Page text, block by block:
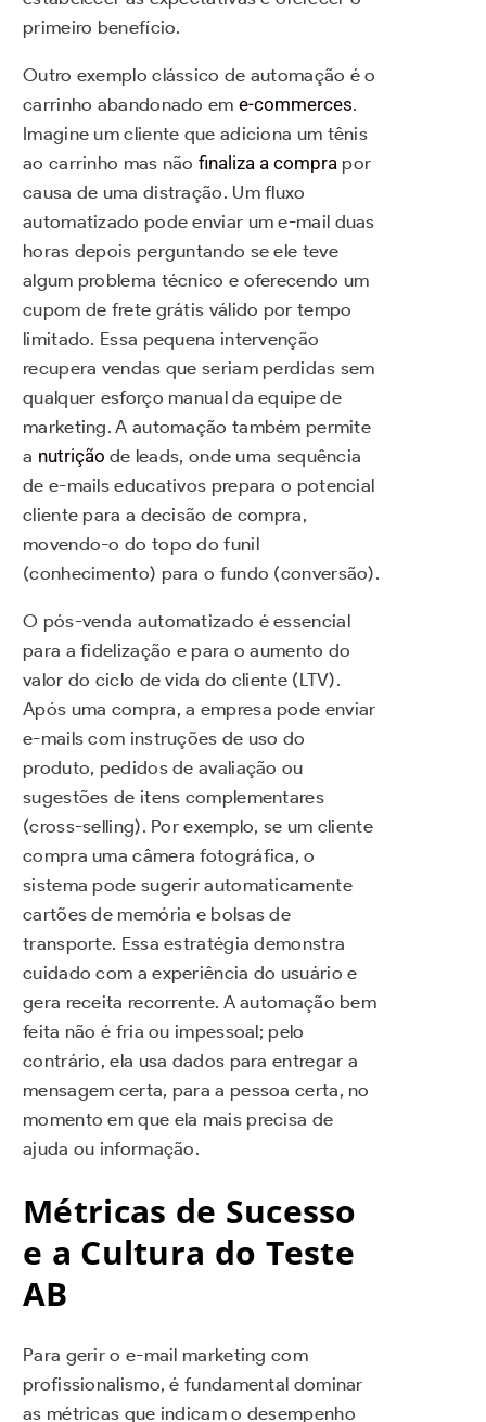
primeiro benefício.
Outro exemplo clássico de automação é o
carrinho abandonado em e-commerces.
Imagine um cliente que adiciona um tênis
ao carrinho mas nãofinaliza a compra por
causa de uma distração. Um fluxo
automatizado pode enviar um e-mail duas
horas depois perguntando se ele teve
algum problema técnico e oferecendo um
cupom de frete grátis válido por tempo
limitado. Essa pequena intervenção
recupera vendas que seriam perdidas sem
qualquer esforço manual da equipe de
marketing. A automação também permite
a nutrição de leads, onde uma sequência
de e-mails educativos prepara o potencial
cliente para a decisão de compra,
movendo-o do topo do funil
(conhecimento) para o fundo (conversão).
O pós-venda automatizado é essencial
para a fidelização e para o aumento do
valor do ciclo de vida do cliente (LTV).
Após uma compra, a empresa pode enviar
e-mails com instruções de uso do
produto, pedidos de avaliação ou
sugestões de itens complementares
(cross-selling). Por exemplo, se um cliente
compra uma câmera fotográfica, o
sistema pode sugerir automaticamente
cartões de memória e bolsas de
transporte. Essa estratégia demonstra
cuidado com a experiência do usuário e
gera receita recorrente. A automação bem
feita não é fria ou impessoal; pelo
contrário, ela usa dados para entregar a
mensagem certa, para a pessoa certa, no
momento em que ela mais precisa de
ajuda ou informação.
Métricas de Sucesso
e a Cultura do Teste
AB
Para gerir o e-mail marketing com
profissionalismo, é fundamental dominar
as métricas que indicam o desempenho